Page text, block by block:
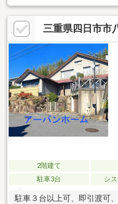
しても利用可能です。倉庫
る）
三重県四日市市
2階建て
駐車3台
シ
駐車３台以上可、即引渡可